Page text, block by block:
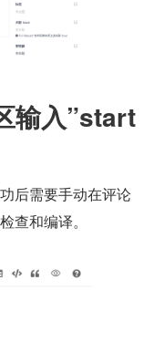
输入”start
后需要手动在评论
查和编译。